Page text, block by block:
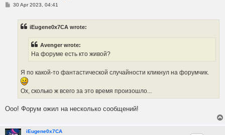
P30 Apr 2023, 04:41
iEugene0x7CA wrote:
Avenger wrote:
На форуме есть кто живой?
Я по какой-то фантастической случайности кликнул на форумчик.
Ох, сколько ж всего за это время произошло...
Ооо! Форум ожил на несколько сообщений!
iEugene0x7CA